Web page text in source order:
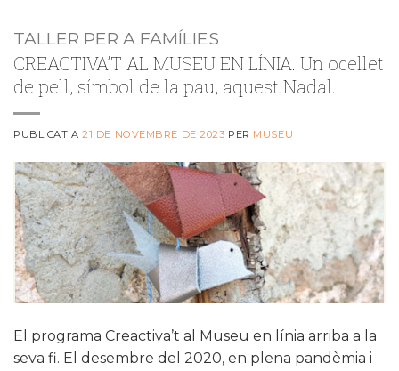
TALLER PER A FAMÍLIES
CREACTIVA’T AL MUSEU EN LÍNIA. Un ocellet
de pell, símbol de la pau, aquest Nadal.
PUBLICAT A21 DE NOVEMBRE DE 2023 PER MUSEU
El programa Creactiva’t al Museu en línia arriba a la
seva fi. El desembre del 2020, en plena pandèmia i